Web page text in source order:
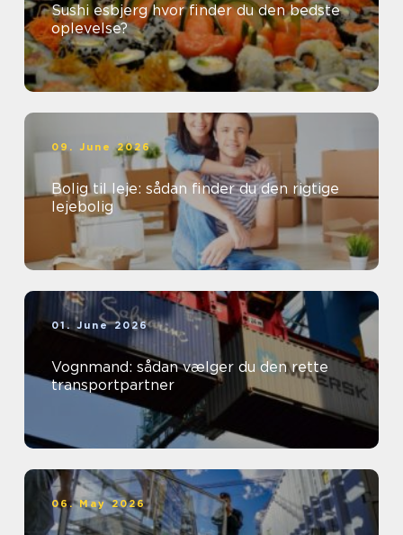
Sushi esbjerg hvor finder du den bedste
oplevelse?
09. June 2026
Bolig til leje: sådan finder du den rigtige
lejebolig
01. June 2026
Vognmand: sådan vælger du den rette
transportpartner
06. May 2026